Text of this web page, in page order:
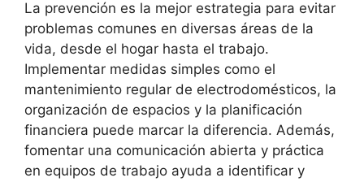
La prevención es la mejor estrategia para evitar
problemas comunes en diversas áreas de la
vida, desde el hogar hasta el trabajo.
Implementar medidas simples como el
mantenimiento regular de electrodomésticos, la
organización de espacios y la planificación
financiera puede marcar la diferencia. Además,
fomentar una comunicación abierta y práctica
en equipos de trabajo ayuda a identificar y